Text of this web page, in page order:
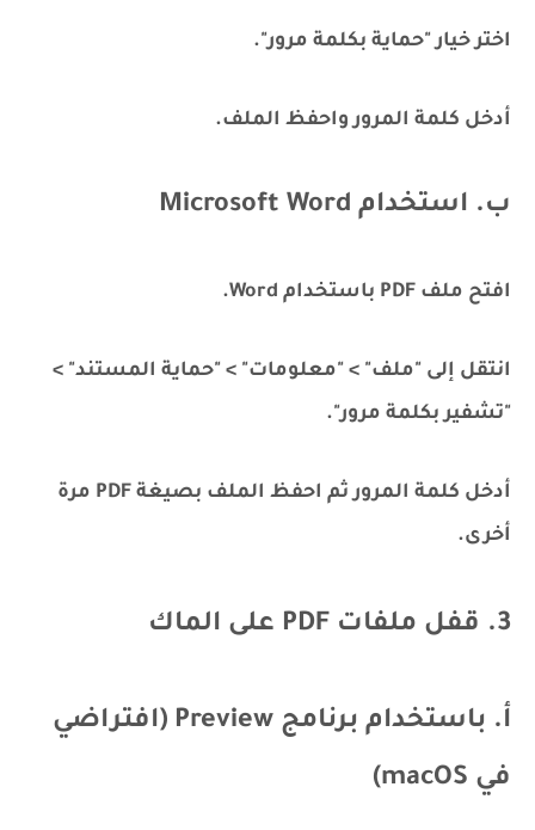
اختر خيار "حماية بكلمة مرور".
أدخل كلمة المرور واحفظ الملف.
ب. استخدام Microsoft Word
افتح ملف PDF باستخدام Word.
انتقل إلى "ملف" > "معلومات" > "حماية المستند" >
"تشفير بكلمة مرور".
أدخل كلمة المرور ثم احفظ الملف بصيغة PDF مرة
أخرى.
3. قفل ملفات PDF على الماك
أ. باستخدام برنامج Preview (افتراضي
في macOS)